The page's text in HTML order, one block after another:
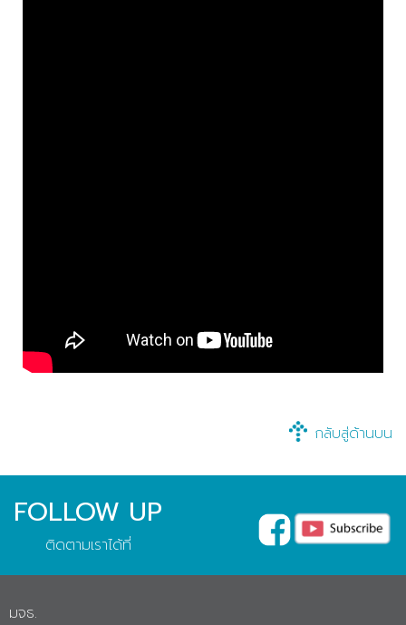
กลับสู่ด้านบน
FOLLOW UP
ติดตามเราได้ที่
มจธ.